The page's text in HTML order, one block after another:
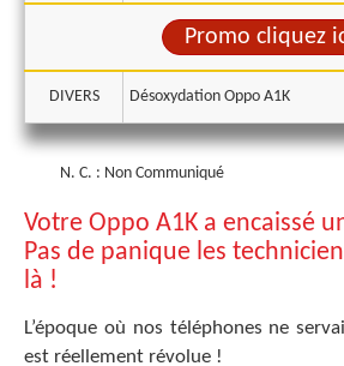
Promo cliquez
DIVERS Désoxydation Oppo A1K
N. C. : Non Communiqué
Votre Oppo A1K a encaissé
Pas de panique les
là !
L’époque où nos téléphones ne
est réellement révolue !